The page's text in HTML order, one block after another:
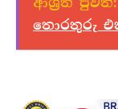
තොරතුරු